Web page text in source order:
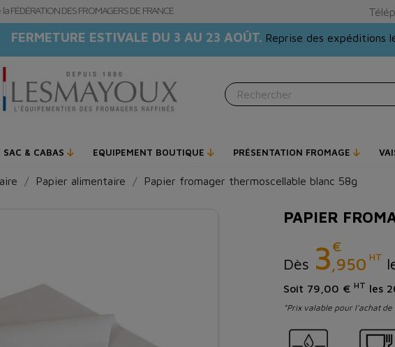
FÉDÉRATION DES FROMAGERS DE FRANCE
FERMETURE ESTIVALE DU 3 AU 23 AOÛT. Reprise des expéditions
SAC & CABAS EQUIPEMENT BOUTIQUE PRÉSENTATION FROMAGE
Papier alimentaire Papier fromager thermoscellable blanc 58g
PAPIER
Dès 3€
,950 HT
Soit 79,00 € HT les
*Prix valable pour l'achat de